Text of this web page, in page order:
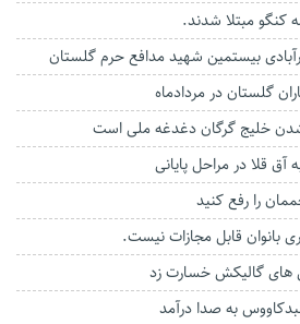
بیستمین شهید مدافع حرم گلستان
خلیج گرگان دغدغه ملی است
قلا در مراحل پایانی
را رفع کنید
بانوان قابل مجازات نیست.
به صدا درآمد